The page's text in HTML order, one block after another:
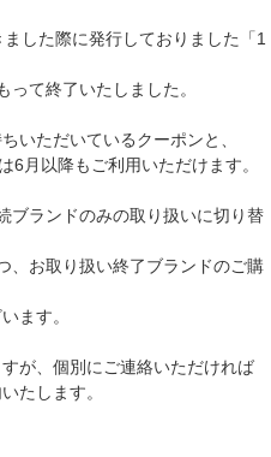
した際に発行しておりました「1
って終了いたしました。
いただいているクーポンと、
6月以降もご利用いただけます。
ブランドのみの取り扱いに切り替
、お取り扱い終了ブランドのご購
ます。
が、個別にご連絡いただければ
たします。